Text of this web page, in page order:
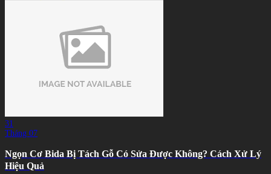
31
Tháng 07
Ngọn Cơ Bida Bị Tách Gỗ Có Sửa Được Không? Cách Xử Lý
Hiệu Quả